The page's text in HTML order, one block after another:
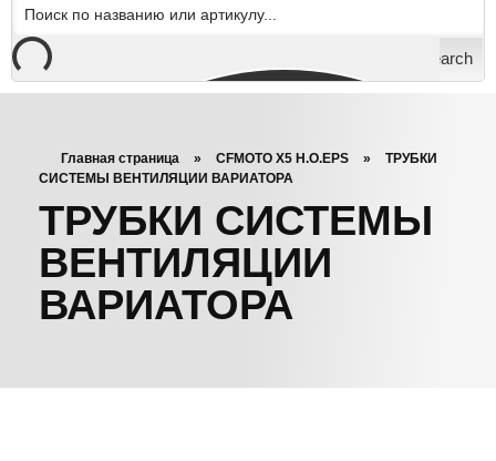
Search
Главная страница » CFMOTO X5 H.O.EPS »
ТРУБКИ
СИСТЕМЫ ВЕНТИЛЯЦИИ ВАРИАТОРА
ТРУБКИ СИСТЕМЫ
ВЕНТИЛЯЦИИ
ВАРИАТОРА